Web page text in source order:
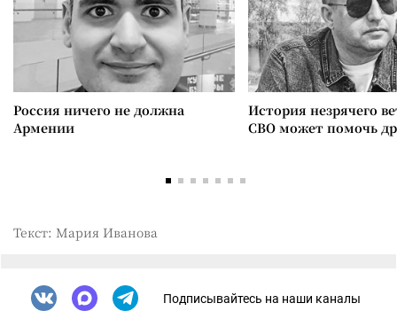
Россия ничего не должна
Армении
История незрячего
СВО может помочь
Текст: Мария Иванова
Подписывайтесь на наши каналы